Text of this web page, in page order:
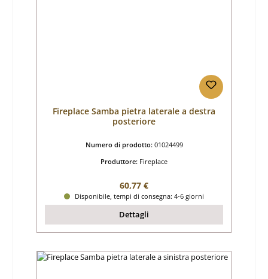
Fireplace Samba pietra laterale a destra
posteriore
Numero di prodotto: 01024499
Produttore: Fireplace
Prezzo normale:
60,77 €
Disponibile, tempi di consegna: 4-6 giorni
Dettagli